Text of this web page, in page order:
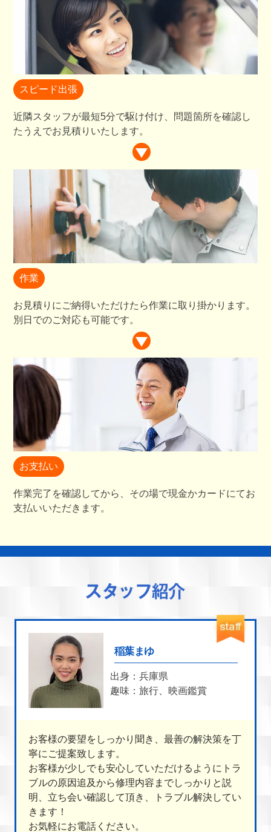
スピード出張
近隣スタッフが最短5分で駆け付け、問題箇所を確認し
たうえでお見積りいたします。
作業
お見積りにご納得いただけたら作業に取り掛かります。
別日でのご対応も可能です。
お支払い
作業完了を確認してから、その場で現金かカードにてお
支払いいただきます。
稲葉まゆ
出身：兵庫県
趣味：旅行、映画鑑賞
お客様の要望をしっかり聞き、最善の解決策を丁
寧にご提案致します。
お客様が少しでも安心していただけるようにトラ
ブルの原因追及から修理内容までしっかりと説
明、立ち会い確認して頂き、トラブル解決してい
きます！
お気軽にお電話ください。